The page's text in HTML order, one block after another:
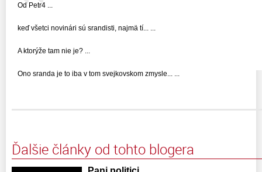
Od Petr4 ...
keď všetci novinári sú srandisti, najmä tí... ...
A ktorýže tam nie je? ...
Ono sranda je to iba v tom svejkovskom zmysle... ...
Ďalšie články od tohto blogera